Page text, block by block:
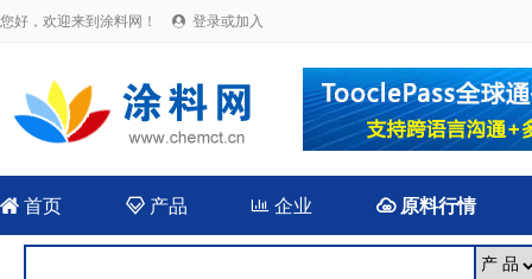
您好，欢迎来到涂料网！  登录或加入
 首页 产品  企业 原料行情